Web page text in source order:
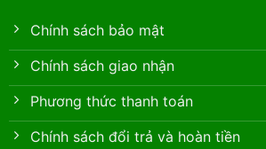
Chính sách bảo mật
Chính sách giao nhận
Phương thức thanh toán
Chính sách đổi trả và hoàn tiền